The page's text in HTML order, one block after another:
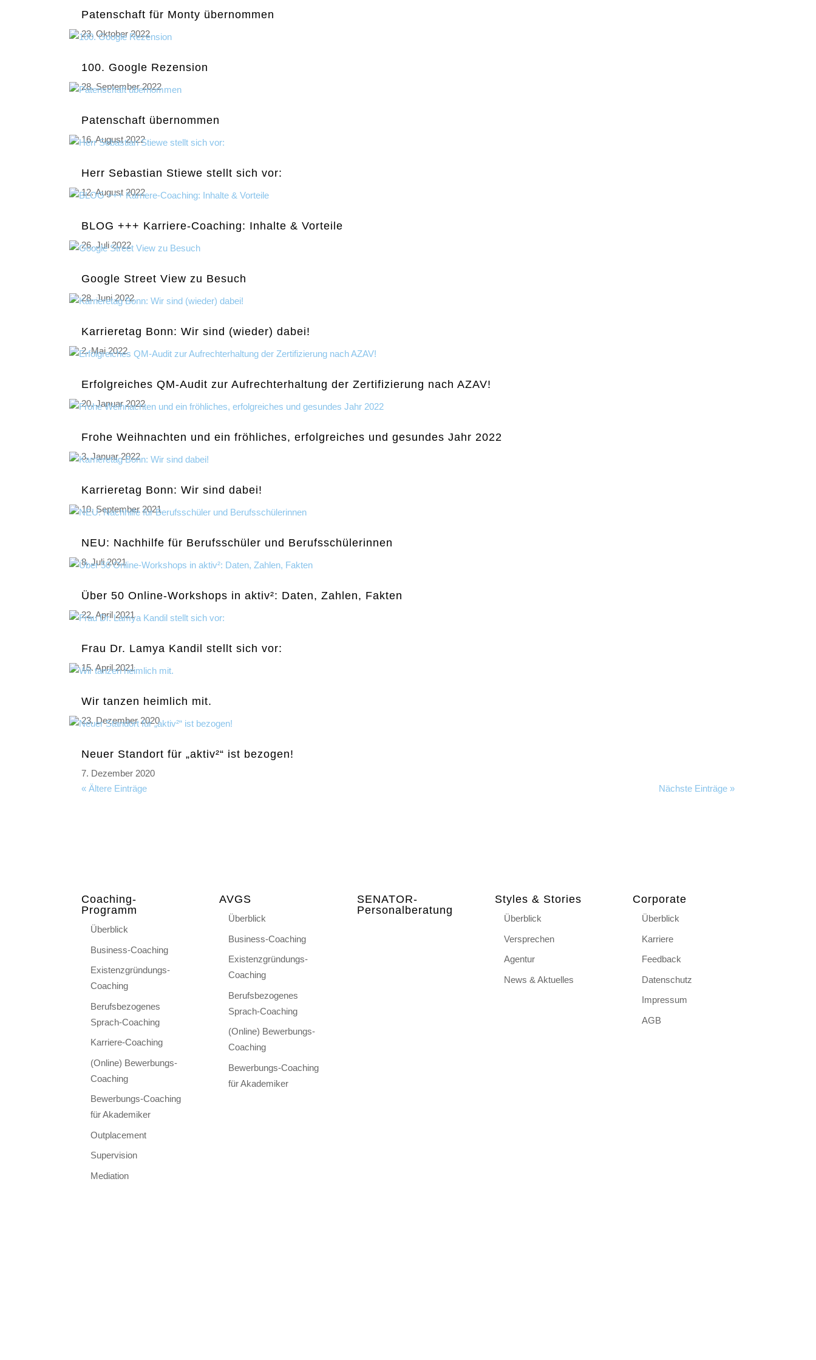
Patenschaft für Monty übernommen
23. Oktober 2022
100. Google Rezension
28. September 2022
Patenschaft übernommen
16. August 2022
Herr Sebastian Stiewe stellt sich vor:
12. August 2022
BLOG +++ Karriere-Coaching: Inhalte & Vorteile
26. Juli 2022
Google Street View zu Besuch
28. Juni 2022
Karrieretag Bonn: Wir sind (wieder) dabei!
2. Mai 2022
Erfolgreiches QM-Audit zur Aufrechterhaltung der Zertifizierung nach AZAV!
20. Januar 2022
Frohe Weihnachten und ein fröhliches, erfolgreiches und gesundes Jahr 2022
3. Januar 2022
Karrieretag Bonn: Wir sind dabei!
10. September 2021
NEU: Nachhilfe für Berufsschüler und Berufsschülerinnen
8. Juli 2021
Über 50 Online-Workshops in aktiv²: Daten, Zahlen, Fakten
22. April 2021
Frau Dr. Lamya Kandil stellt sich vor:
15. April 2021
Wir tanzen heimlich mit.
23. Dezember 2020
Neuer Standort für „aktiv²“ ist bezogen!
7. Dezember 2020
« Ältere Einträge
Nächste Einträge »
Coaching-
Programm
Überblick
Business-Coaching
Existenzgründungs-
Coaching
Berufsbezogenes
Sprach-Coaching
Karriere-Coaching
(Online) Bewerbungs-
Coaching
Bewerbungs-Coaching
für Akademiker
Outplacement
Supervision
Mediation
AVGS
Überblick
Business-Coaching
Existenzgründungs-
Coaching
Berufsbezogenes
Sprach-Coaching
(Online) Bewerbungs-
Coaching
Bewerbungs-Coaching
für Akademiker
SENATOR-
Personalberatung
Styles & Stories
Überblick
Versprechen
Agentur
News & Aktuelles
Corporate
Überblick
Karriere
Feedback
Datenschutz
Impressum
AGB